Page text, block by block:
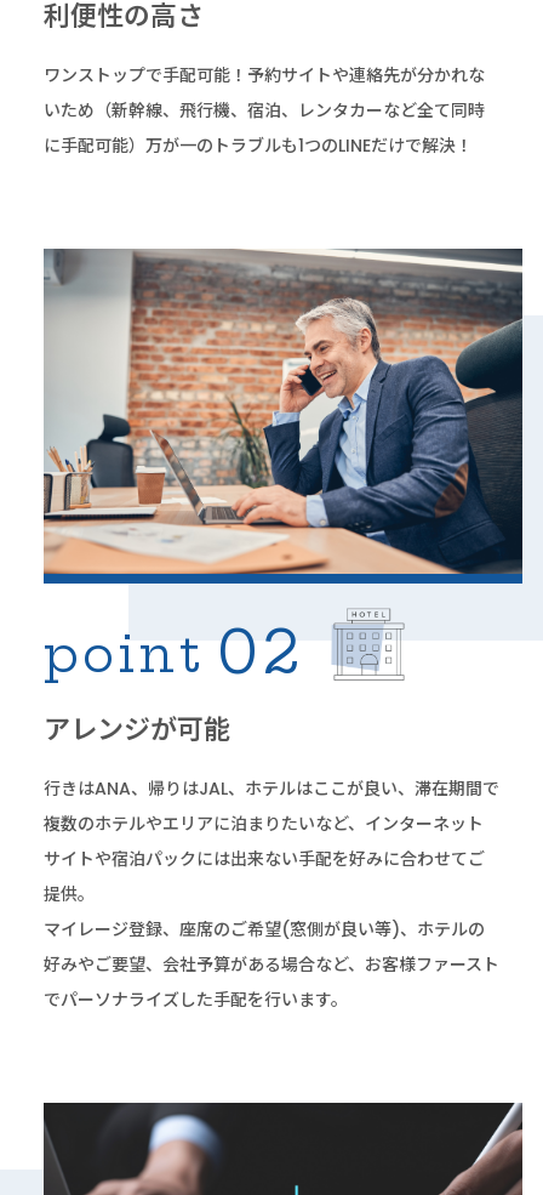
利便性の高さ
ワンストップで手配可能！予約サイトや連絡先が分かれな
いため （新幹線、飛行機、宿泊、レンタカーなど全て同時
に手配可能） 万が一のトラブルも1つのLINEだけで解決！
point 02
アレンジが可能
行きはANA、帰りはJAL、ホテルはここが良い、 滞在期間で
複数のホテルやエリアに泊まりたいなど、 インターネット
サイトや宿泊パックには出来ない手配を好みに合わせてご
提供。
マイレージ登録、座席のご希望(窓側が良い等)、 ホテルの
好みやご要望、会社予算がある場合など、 お客様ファースト
でパーソナライズした手配を行います。